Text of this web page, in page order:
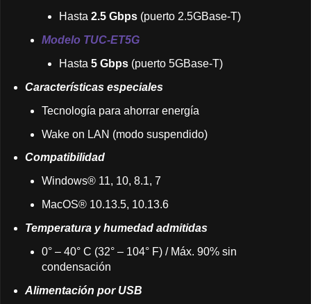
Hasta 2.5 Gbps(puerto 2.5GBase-T)
Modelo TUC-ET5G
Hasta 5 Gbps(puerto 5GBase-T)
Características especiales
Tecnología para ahorrar energía
Wake on LAN (modo suspendido)
Compatibilidad
Windows® 11, 10, 8.1, 7
MacOS® 10.13.5, 10.13.6
Temperatura y humedad admitidas
0° – 40° C (32° – 104° F) / Máx. 90% sin
condensación
Alimentación por USB